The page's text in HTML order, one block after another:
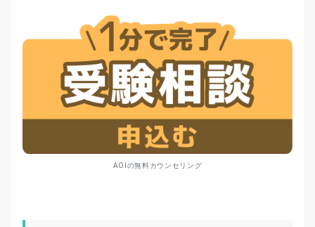
AOIの無料カウンセリング